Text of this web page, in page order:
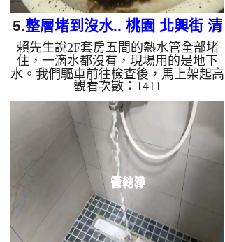
5.整層堵到沒水.. 桃園 北興街 清
洗水管
賴先生說2F套房五間的熱水管全部堵
住，一滴水都沒有，現場用的是地下
水。我們驅車前往檢查後，馬上架起高
周波水管清洗機，並注入弱酸性檸檬酸
靜置軟化管垢。 不出所料，螺旋波模
式一啟動，一開始都沒水，突然管路噴
出髒水，瞬間變成的「石油」！這就是
長年累積在管壁的泥沙與鐵鏽。經過四
個小時的努力，出水終於變乾淨，出水
量也變大了。 為什麼水管需要定期
「大掃除」？ 管壁髒汙靠一般水壓難
以清除，不同的水質也會產生不同的
「色彩反應」： 咖啡色（鐵鏽/泥
沙）： 常見於自來水管線老化。 石
油...
觀看次數：1411